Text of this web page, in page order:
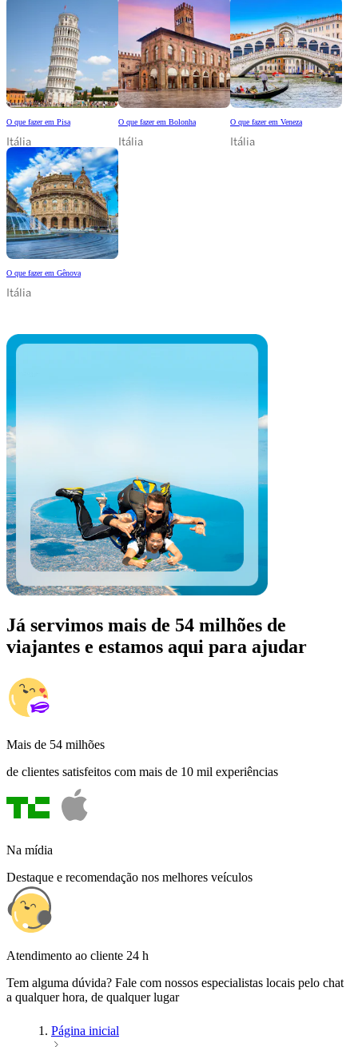
O que fazer em Pisa
Itália
O que fazer em Bolonha
Itália
O que fazer em Veneza
Itália
O que fazer em Gênova
Itália
Já servimos mais de 54 milhões de
viajantes e estamos aqui para ajudar
Mais de 54 milhões
de clientes satisfeitos com mais de 10 mil experiências
Na mídia
Destaque e recomendação nos melhores veículos
Atendimento ao cliente 24 h
Tem alguma dúvida? Fale com nossos especialistas locais pelo chat
a qualquer hora, de qualquer lugar
Página inicial